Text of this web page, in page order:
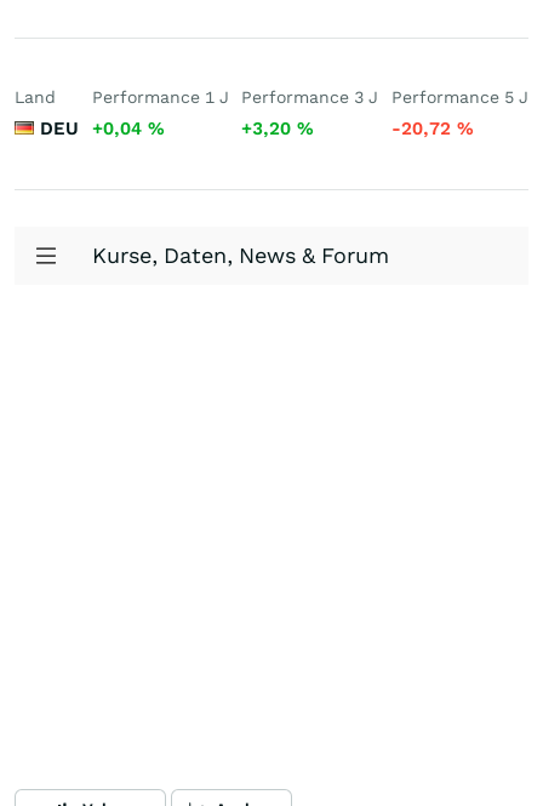
Land
DEU
Performance 1 J
+0,04 %
Performance 3 J
+3,20%
Performance 5 J
-20,72 %
Kurse, Daten, News & Forum